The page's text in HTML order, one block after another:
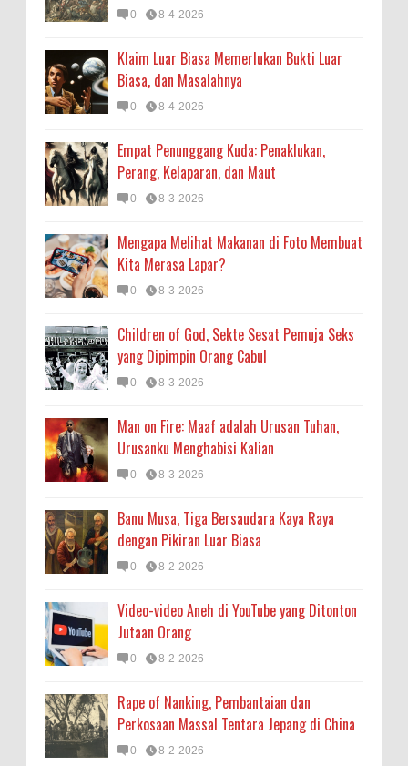
0 8-4-2026
Klaim Luar Biasa Memerlukan Bukti Luar
Biasa, dan Masalahnya
0 8-4-2026
Empat Penunggang Kuda: Penaklukan,
Perang, Kelaparan, dan Maut
0 8-3-2026
Mengapa Melihat Makanan di Foto Membuat
Kita Merasa Lapar?
0 8-3-2026
Children of God, Sekte Sesat Pemuja Seks
yang Dipimpin Orang Cabul
0 8-3-2026
Man on Fire: Maaf adalah Urusan Tuhan,
Urusanku Menghabisi Kalian
0 8-3-2026
Banu Musa, Tiga Bersaudara Kaya Raya
dengan Pikiran Luar Biasa
0 8-2-2026
Video-video Aneh di YouTube yang Ditonton
Jutaan Orang
0 8-2-2026
Rape of Nanking, Pembantaian dan
Perkosaan Massal Tentara Jepang di China
0 8-2-2026